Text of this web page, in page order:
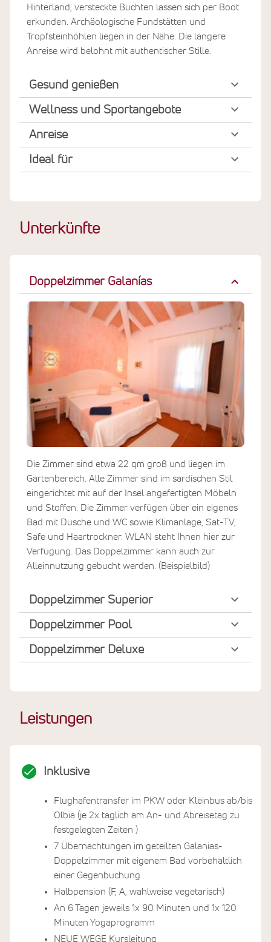
Hinterland, versteckte Buchten lassen sich per Boot
erkunden. Archäologische Fundstätten und
Tropfsteinhöhlen liegen in der Nähe. Die längere
Anreise wird belohnt mit authentischer Stille.
Gesund genießen
Wellness und Sportangebote
Anreise
Ideal für
Unterkünfte
Doppelzimmer Galanías
Die Zimmer sind etwa 22 qm groß und liegen im
Gartenbereich. Alle Zimmer sind im sardischen Stil
eingerichtet mit auf der Insel angefertigten Möbeln
und Stoffen. Die Zimmer verfügen über ein eigenes
Bad mit Dusche und WC sowie Klimanlage, Sat-TV,
Safe und Haartrockner. WLAN steht Ihnen hier zur
Verfügung. Das Doppelzimmer kann auch zur
Alleinnutzung gebucht werden. (Beispielbild)
Doppelzimmer Superior
Doppelzimmer Pool
Doppelzimmer Deluxe
Leistungen
Inklusive
Flughafentransfer im PKW oder Kleinbus ab/bis
Olbia (je 2x täglich am An- und Abreisetag zu
festgelegten Zeiten )
7 Übernachtungen im geteilten Galanias-
Doppelzimmer mit eigenem Bad vorbehaltlich
einer Gegenbuchung
Halbpension (F, A, wahlweise vegetarisch)
An 6 Tagen jeweils 1x 90 Minuten und 1x 120
Minuten Yogaprogramm
NEUE WEGE Kursleitung